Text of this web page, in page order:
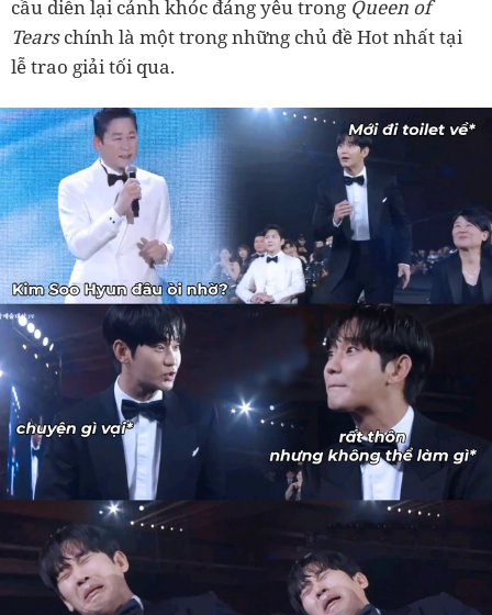
cầu diễn lại cảnh khóc đáng yêu trong Queen of
Tearschính là một trong những chủ đề Hot nhất tại
lễ trao giải tối qua.